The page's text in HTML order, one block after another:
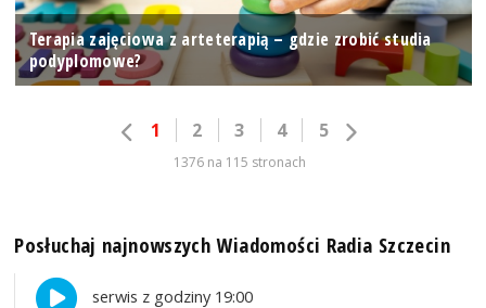
Terapia zajęciowa z arteterapią – gdzie zrobić studia
podyplomowe?
1 2 3 4 5
1376 na 115 stronach
Posłuchaj najnowszych Wiadomości Radia Szczecin
serwis z godziny 19:00